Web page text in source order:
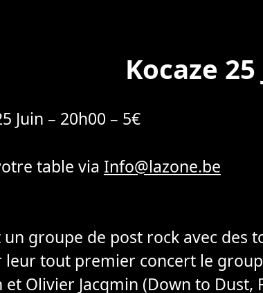
Kocaze
Juin – 20h00 – 5€
table via Info@lazone.be
un groupe de post rock avec des
leur tout premier concert le
et Olivier Jacqmin (Down to Dust,